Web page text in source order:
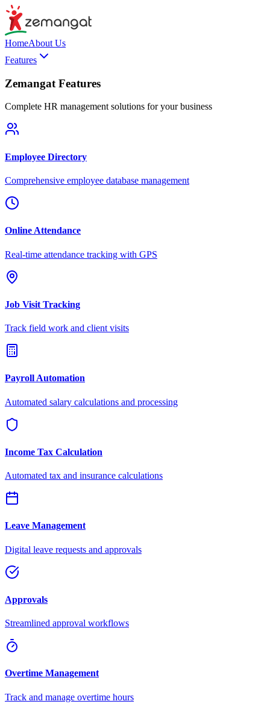
HomeAbout Us
Features
Zemangat Features
Complete HR management solutions for your business
Employee Directory
Comprehensive employee database management
Online Attendance
Real-time attendance tracking with GPS
Job Visit Tracking
Track field work and client visits
Payroll Automation
Automated salary calculations and processing
Income Tax Calculation
Automated tax and insurance calculations
Leave Management
Digital leave requests and approvals
Approvals
Streamlined approval workflows
Overtime Management
Track and manage overtime hours